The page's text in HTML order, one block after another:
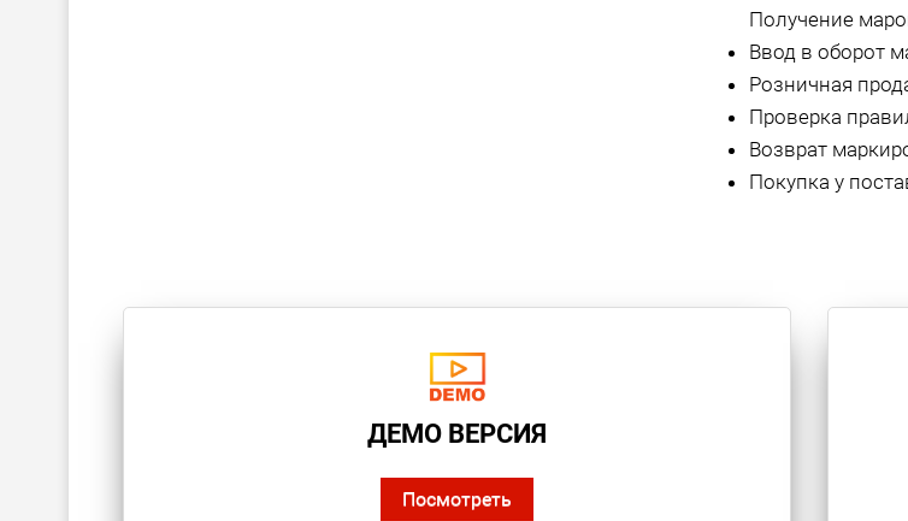
Получение
Ввод в оборот
Розничная
Проверка
Возврат
Покупка у
ДЕМО ВЕРСИЯ
Посмотреть